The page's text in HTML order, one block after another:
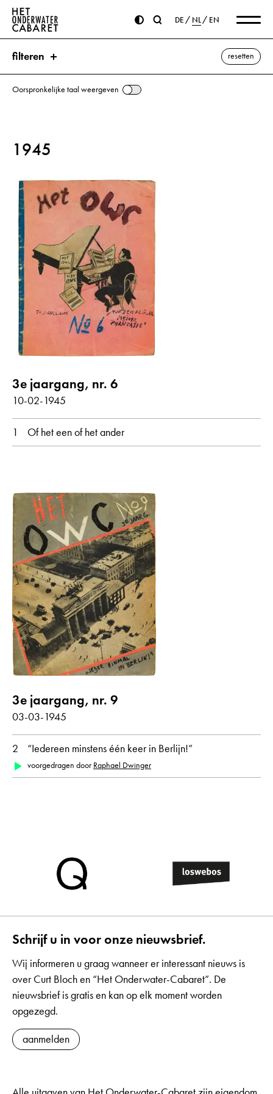
DE NL EN
filteren resetten
Oostpruisen ⌫
Olsztyn Amerika Bevrijding Belgrado
Wroclaw
Boekarest
Königsberg
London Ortelsburg
Stalin, Jozef
Wenen
alle weergeven
Gedichten met audiobijdrage
oorspronkelijke taal
alle Nederlands Duits
Oorspronkelijke taal weergeven
1945
3e jaargang, nr. 6
10-02-1945
1 Of het een of het ander
3e jaargang, nr. 9
03-03-1945
2 “Iedereen minstens één keer in Berlijn!”
voorgedragen door Raphael Dwinger
Schrijf u in voor onze nieuwsbrief.
Wij informeren u graag wanneer er interessant nieuws is
over Curt Bloch en “Het Onderwater-Cabaret”. De
nieuwsbrief is gratis en kan op elk moment worden
opgezegd.
aanmelden